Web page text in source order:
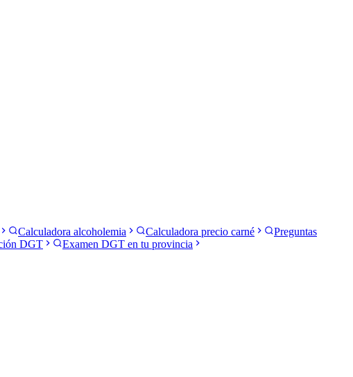
Calculadora alcoholemia Calculadora precio carné
Preguntas
DGT
Examen DGT en tu provincia